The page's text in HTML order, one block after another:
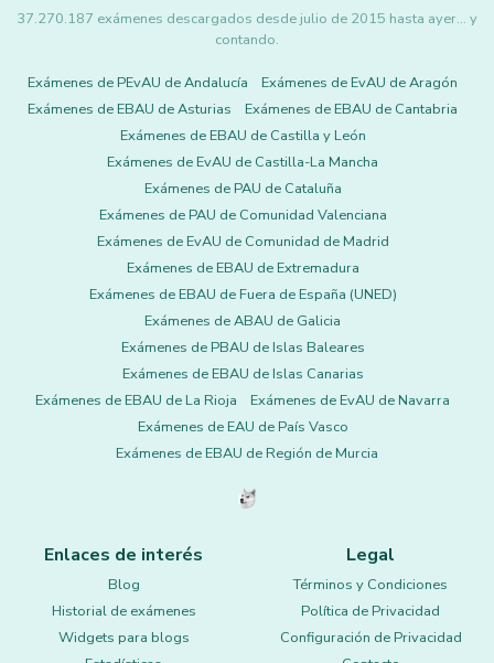
37.270.187 exámenes descargados desde julio de 2015 hasta ayer... y
contando.
Exámenes de PEvAU de Andalucía
Exámenes de EvAU de Aragón
Exámenes de EBAU de Asturias
Exámenes de EBAU de Cantabria
Exámenes de EBAU de Castilla y León
Exámenes de EvAU de Castilla-La Mancha
Exámenes de PAU de Cataluña
Exámenes de PAU de Comunidad Valenciana
Exámenes de EvAU de Comunidad de Madrid
Exámenes de EBAU de Extremadura
Exámenes de EBAU de Fuera de España (UNED)
Exámenes de ABAU de Galicia
Exámenes de PBAU de Islas Baleares
Exámenes de EBAU de Islas Canarias
Exámenes de EBAU de La Rioja
Exámenes de EvAU de Navarra
Exámenes de EAU de País Vasco
Exámenes de EBAU de Región de Murcia
Enlaces de interés
Blog
Historial de exámenes
Widgets para blogs
Legal
Términos y Condiciones
Política de Privacidad
Configuración de Privacidad